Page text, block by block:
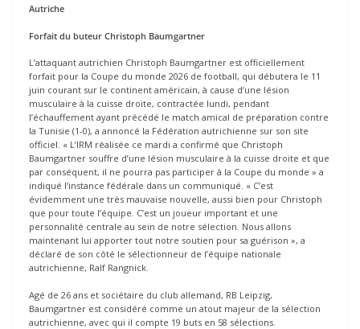
Autriche
Forfait du buteur Christoph Baumgartner
L’attaquant autrichien Christoph Baumgartner est officiellement
forfait pour la Coupe du monde 2026 de football, qui débutera le 11
juin courant sur le continent américain, à cause d’une lésion
musculaire à la cuisse droite, contractée lundi, pendant
l’échauffement ayant précédé le match amical de préparation contre
la Tunisie (1-0), a annoncé la Fédération autrichienne sur son site
officiel. « L’IRM réalisée ce mardi a confirmé que Christoph
Baumgartner souffre d’une lésion musculaire à la cuisse droite et que
par conséquent, il ne pourra pas participer à la Coupe du monde » a
indiqué l’instance fédérale dans un communiqué. « C’est
évidemment une très mauvaise nouvelle, aussi bien pour Christoph
que pour toute l’équipe. C’est un joueur important et une
personnalité centrale au sein de notre sélection. Nous allons
maintenant lui apporter tout notre soutien pour sa guérison », a
déclaré de son côté le sélectionneur de l’équipe nationale
autrichienne, Ralf Rangnick.
Agé de 26 ans et sociétaire du club allemand, RB Leipzig,
Baumgartner est considéré comme un atout majeur de la sélection
autrichienne, avec qui il compte 19 buts en 58 sélections.